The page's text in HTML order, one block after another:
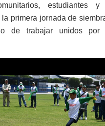
estudiantes
primera jornada de
de trabajar unidos